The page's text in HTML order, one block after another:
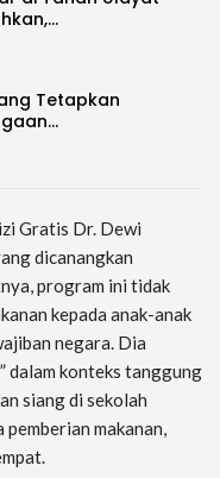
Tetapkan
Gratis Dr. Dewi
dicanangkan
program ini tidak
kepada anak-anak
negara. Dia
dalam konteks tanggung
siang di sekolah
makanan,